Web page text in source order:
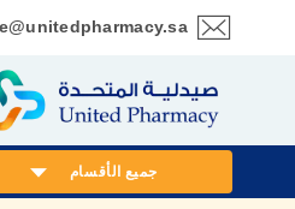
تخطي
المحتوى
جميع الأقسام